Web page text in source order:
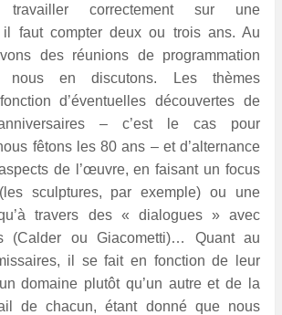
travailler correctement sur une
il faut compter deux ou trois ans. Au
des réunions de programmation
nous en discutons. Les thèmes
d’éventuelles découvertes de
– c’est le cas pour
fêtons les 80 ans – et d’alternance
de l’œuvre, en faisant un focus
sculptures, par exemple) ou une
travers des « dialogues » avec
(Calder ou Giacometti)… Quant au
il se fait en fonction de leur
domaine plutôt qu’un autre et de la
de chacun, étant donné que nous